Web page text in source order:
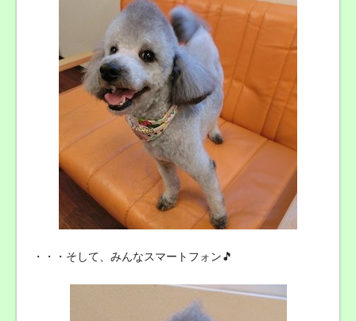
・・・そして、みんなスマートフォン🎵